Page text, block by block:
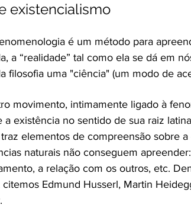
existencialismo
é um método para
a “realidade” tal como ela se dá em
filosofia uma "ciência" (um modo de
movimento, intimamente ligado à
existência no sentido de sua raiz
elementos de compreensão sobre
naturais não conseguem
a relação com os outros, etc.
Edmund Husserl, Martin